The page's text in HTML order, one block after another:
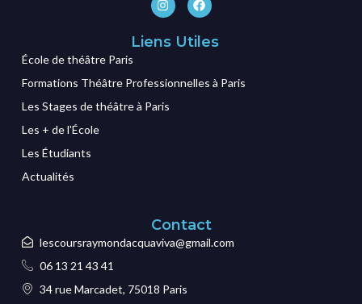
Liens Utiles
École de théâtre Paris
Formations Théâtre Professionnelles à Paris
Les Stages de théâtre à Paris
Les + de l'École
Les Étudiants
Actualités
Contact
lescoursraymondacquaviva@gmail.com
06 13 21 43 41
34 rue Marcadet, 75018 Paris